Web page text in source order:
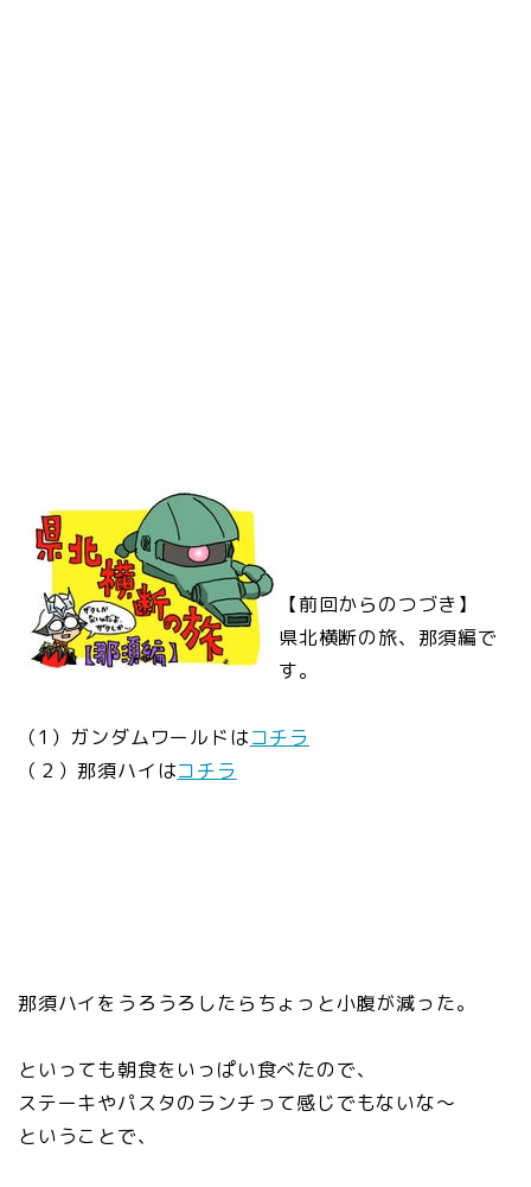
【前回からのつづき】
県北横断の旅、那須編で
す。
（1）ガンダムワールドはコチラ
（２）那須ハイはコチラ
那須ハイをうろうろしたらちょっと小腹が減った。
といっても朝食をいっぱい食べたので、
ステーキやパスタのランチって感じでもないな～
ということで、